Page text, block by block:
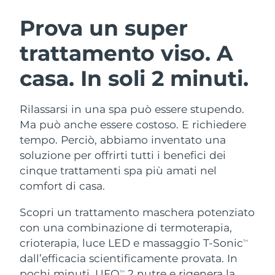
Prova un super
trattamento viso.A
casa. In soli 2 minuti.
Rilassarsi in una spa può essere stupendo.
Ma può anche essere costoso. E richiedere
tempo. Perciò, abbiamo inventato una
soluzione per offrirti tutti i benefici dei
cinque trattamenti spa più amati nel
comfort di casa.
Scopri un trattamento maschera potenziato
con una combinazione di termoterapia,
crioterapia, luce LED e massaggio T-SonicTM
dall’efficacia scientificamente provata. In
TM
Detersione viso
Anti-aging massage
LUNA™ 4 Plus
Massage, LED heating
LUNA™ 4 Men
For men, anti-aging massage
Lifting viso
Microcurrent toning
BEAR™ 2 go
Microcurrent toning on-the-go
BEAR™ 2 eyes & lips
Microcurrent line smoothing device
Idratazione
UFO™ 3 pacchetto
Deep facial hydration
UFO™ 3 LED
Near-infrared and red light therapy
device
Igiene orale
issa™ 4
Hybrid silicone sonic toothbrush
issa™ 4 plus
Smart hybrid silicone sonic toothbrush
TRATTAMENTI ANTI-AGE FAQ™
Anti-age Trattamenti LED
NEW
Austria
Bahrein Consegna stimata8/12/26
Belgio Consegna stimata8/11/26
Bermuda Consegna stimata8/17/26
Bosnia ed
Erzegovina
Consegna stimata8/14/26
Brunei Consegna stimata
Bulgaria
Canada Consegna stimata8/15/26
Cile Consegna stimata 8/15/26